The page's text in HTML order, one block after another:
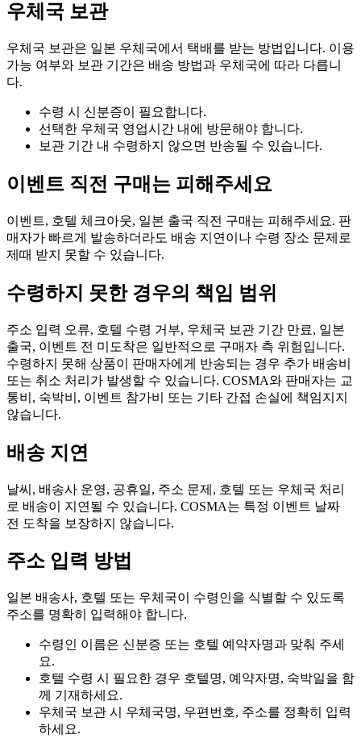
우체국 보관
우체국 보관은 일본 우체국에서 택배를 받는 방법입니다. 이용
가능 여부와 보관 기간은 배송 방법과 우체국에 따라 다릅니
다.
수령 시 신분증이 필요합니다.
선택한 우체국 영업시간 내에 방문해야 합니다.
보관 기간 내 수령하지 않으면 반송될 수 있습니다.
이벤트 직전 구매는 피해주세요
이벤트, 호텔 체크아웃, 일본 출국 직전 구매는 피해주세요. 판
매자가 빠르게 발송하더라도 배송 지연이나 수령 장소 문제로
제때 받지 못할 수 있습니다.
수령하지 못한 경우의 책임 범위
주소 입력 오류, 호텔 수령 거부, 우체국 보관 기간 만료, 일본
출국, 이벤트 전 미도착은 일반적으로 구매자 측 위험입니다.
수령하지 못해 상품이 판매자에게 반송되는 경우 추가 배송비
또는 취소 처리가 발생할 수 있습니다. COSMA와 판매자는 교
통비, 숙박비, 이벤트 참가비 또는 기타 간접 손실에 책임지지
않습니다.
배송 지연
날씨, 배송사 운영, 공휴일, 주소 문제, 호텔 또는 우체국 처리
로 배송이 지연될 수 있습니다. COSMA는 특정 이벤트 날짜
전 도착을 보장하지 않습니다.
주소 입력 방법
일본 배송사, 호텔 또는 우체국이 수령인을 식별할 수 있도록
주소를 명확히 입력해야 합니다.
수령인 이름은 신분증 또는 호텔 예약자명과 맞춰 주세
요.
호텔 수령 시 필요한 경우 호텔명, 예약자명, 숙박일을 함
께 기재하세요.
우체국 보관 시 우체국명, 우편번호, 주소를 정확히 입력
하세요.